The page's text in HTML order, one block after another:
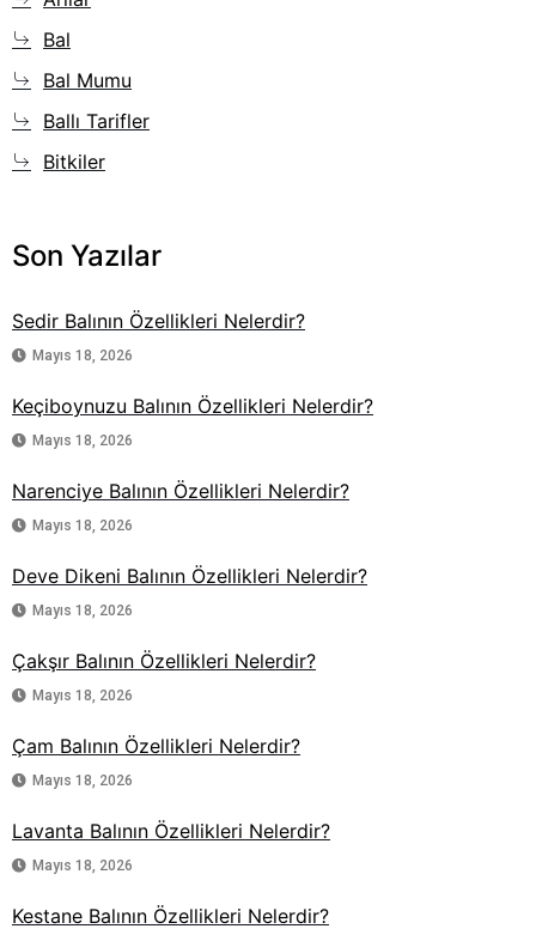
Bal
Bal Mumu
Ballı Tarifler
Bitkiler
Son Yazılar
Sedir Balının Özellikleri Nelerdir?
Mayıs 18, 2026
Keçiboynuzu Balının Özellikleri Nelerdir?
Mayıs 18, 2026
Narenciye Balının Özellikleri Nelerdir?
Mayıs 18, 2026
Deve Dikeni Balının Özellikleri Nelerdir?
Mayıs 18, 2026
Çakşır Balının Özellikleri Nelerdir?
Mayıs 18, 2026
Çam Balının Özellikleri Nelerdir?
Mayıs 18, 2026
Lavanta Balının Özellikleri Nelerdir?
Mayıs 18, 2026
Kestane Balının Özellikleri Nelerdir?